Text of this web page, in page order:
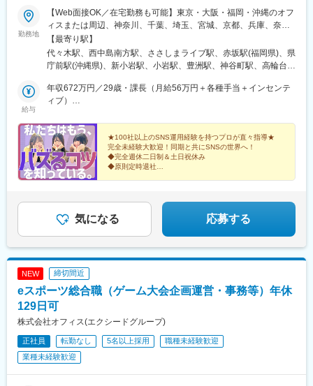
栂・美木多駅、新金岡駅、北野田駅、石橋阪大前駅、大阪城北詰
駅、なんば駅(地下鉄)、西大橋駅、弁天町駅、北千里駅、曽根駅
(大阪府)、南摂津駅、大日駅、長堀橋駅、枚方公園駅、高槻駅、り
んくうタウン駅、八尾南駅、千里中央駅(北大阪急行)、古川橋駅、
伏見桃山駅、馬堀駅、淀駅、松井山手駅、常盤駅(京都府)、西京極
条駅(京都市営)、上鳥羽口駅、貴船口駅、桃山駅、大池駅、中埠頭
駅、星の駅、岡本駅(兵庫県)、滝の茶屋駅、湊川公園駅、山陽天満
駅、伊保駅、加太駅(和歌山県)、学園都市駅、春日野道駅(阪神
線)、西代駅、箕谷駅、夢前川駅、中山寺駅、大久保駅(兵庫県)、
学研奈良登美ケ丘駅、近江八幡駅、草津駅(滋賀県)、石山駅、近江
神宮前駅、南彦根駅、中松江駅、和歌山駅、紀ノ川駅、ししぶ
駅、遠賀野駅、花畑駅、宇美駅、行橋駅、赤間駅、西鉄柳川駅、
春日原駅、羽犬塚駅、上伊田駅、筑豊中間駅、大牟田駅、甘木駅
(西鉄線)、中津駅(大分県)、南大分駅、佐世保駅、諫早駅、幸駅、
光の森駅、八代駅、鳥栖駅、武雄温泉駅、宮崎駅、西都城駅、上
茶山駅(福岡県)、赤嶺駅、てだこ浦西駅、首里駅、名古屋駅、近鉄
名古屋駅、伏見駅(愛知県)、栄駅(愛知県)、新栄町駅(愛知県)、前
後駅、名電山中駅、金山駅(愛知県)、上前津駅、三河豊田駅、南大
高駅、牛田駅(愛知県)、苅安賀駅、岐南駅、大垣駅、浜松駅、四日
市駅、津駅、南方駅(大阪府)、北参道駅、天神駅、美栄橋駅、米野
駅、仙台駅、阿佐ケ谷駅、京王八王子駅、布田駅、虎ノ門ヒルズ
町駅、西日暮里駅、代官山駅、西早稲田駅、新宿御苑前駅、西太
子堂駅、桜田門駅、秋葉原駅、二重橋前駅、半蔵門駅、新日本橋
勤務地
【Web面接OK／在宅勤務も可能】東京・大阪・福岡・沖縄のオフ
ィスまたは周辺、神奈川、千葉、埼玉、宮城、京都、兵庫、奈
良、滋賀、和歌山、愛知、静岡、香川、愛媛、広島、岡山、福
岡、佐賀、長崎、熊本、大分、宮崎、鹿児島、沖縄の各勤務先＼
＼積極採用中！／／★勤務地は希望を考慮し決定します。★転勤
策：あり＜東京本社＞東京都豊島区東池袋3-7-9 AS ONE東池袋
ビル7階＜名古屋支社＞愛知県名古屋市中村区池町4－60－12 グ
8 新大阪阪神ビル7階＜福岡支社＞福岡県福岡市中央区大名２丁
目 9-17 ARISTO大名 3F＜沖縄支社＞沖縄県那覇市久茂地2丁目
3-9 8階西
【最寄り駅】
代々木駅、西中島南方駅、ささしまライブ駅、赤坂駅(福岡県)、県
庁前駅(沖縄県)、新小岩駅、小岩駅、豊洲駅、神谷町駅、高輪台
駅(舎人ライナー)、三鷹駅、恵比寿駅、広尾駅、渋谷駅、高田馬場
駅、四ツ谷駅、新宿三丁目駅、三軒茶屋駅、霞ケ関駅(東京都)、末
(東京都)、飯田橋駅、有楽町駅、綾瀬駅、北千住駅、上野御徒町
駅、蒲田駅、大森駅(東京都)、東銀座駅、日本橋駅(東京都)、三越
前駅、小伝馬町駅、八丁堀駅(東京都)、中野坂上駅、中野駅(東京
都)、町田駅、目黒駅、立会川駅、五反田駅、井の頭公園駅、都電
雑司ケ谷駅、赤羽駅、押上駅、錦糸町駅、中目黒駅、大崎駅、鶴
駅、屏風浦駅、金沢文庫駅、新羽駅、戸塚駅、上永谷駅、鶴ケ峰
駅、瀬谷駅、立場駅、青葉台駅、センター南駅、鹿島田駅、武蔵
小杉駅、武蔵溝ノ口駅、生田駅(神奈川県)、鷺沼駅、柿生駅、相模
鶴見駅、長津田駅、海老名駅(相模線)、大船駅、茅ケ崎駅、本厚木
駅、小田原駅、川崎駅、向ケ丘遊園駅、元住吉駅、橋本駅(神奈川
県)、大和駅(神奈川県)、中央林間駅、藤沢駅、本八幡駅(総武線)、
新浦安駅、新柏駅、木更津駅、南船橋駅、浦安駅(千葉県)、国府台
駅、京成八幡駅、谷津駅、幸谷駅、蘇我駅、新千葉駅、京成西船
駅、柏駅、実籾駅、スポーツセンター駅、誉田駅、検見川浜駅、
浦和駅、大宮駅(埼玉県)、熊谷駅、所沢駅、川越駅、川口駅、都島
駅、野田阪神駅、桜島駅、阿波座駅、朝潮橋駅、津守駅、大阪上
本町駅、芦原橋駅、福駅、だいどう豊里駅、今里駅(地下鉄)、桃谷
給与
年収672万円／29歳・課長（月給56万円＋各種手当＋インセンテ
ィブ）
ィブ）
★100社以上のSNS運用経験を持つプロが直々指導★
完全未経験大歓迎！同期と共にSNSの世界へ！
◆完全週休二日制＆土日祝休み
◆原則定時退社
気になる 応募する
NEW 締切間近
eスポーツ総合職（ゲーム大会企画運営・事務等）年休
129日可
株式会社オフィス(エクシードグループ)
正社員 転勤なし 5名以上採用
職種未経験歓迎
業種未経験歓迎